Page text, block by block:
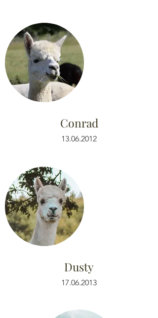
Conrad
13.06.2012
Dusty
17.06.2013